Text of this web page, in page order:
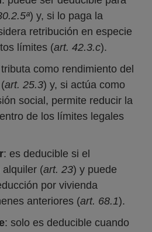
) y, si lo paga la
retribución en especie
límites (art. 42.3.c).
como rendimiento del
art. 25.3) y, si actúa como
social, permite reducir la
de los límites legales
: es deducible si el
alquiler (art. 23) y puede
por vivienda
anteriores (art. 68.1).
: solo es deducible cuando